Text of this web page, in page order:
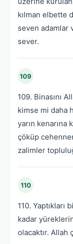
kılman elbette
seven adamlar
sever.
109
109. Binasını
kimse mi daha
yarın
çöküp
zalimler
110
110. Yaptıkları
kadar
olacaktır.